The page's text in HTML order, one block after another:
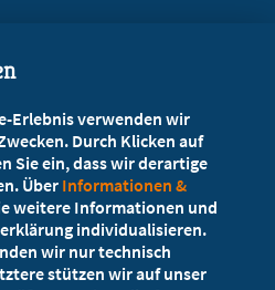
Erlebnis verwenden wir
Durch Klicken auf
Sie ein, dass wir derartige
Über Informationen &
weitere Informationen und
individualisieren.
wir nur technisch
stützen wir auf unser